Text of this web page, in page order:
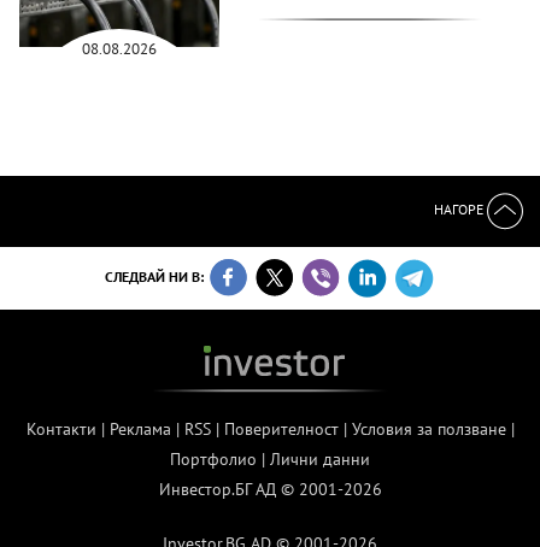
08.08.2026
НАГОРЕ
СЛЕДВАЙ НИ В:
Контакти | Реклама | RSS| Поверителност| Условия за ползване|
Портфолио | Лични данни
Инвестор.БГ АД © 2001-2026